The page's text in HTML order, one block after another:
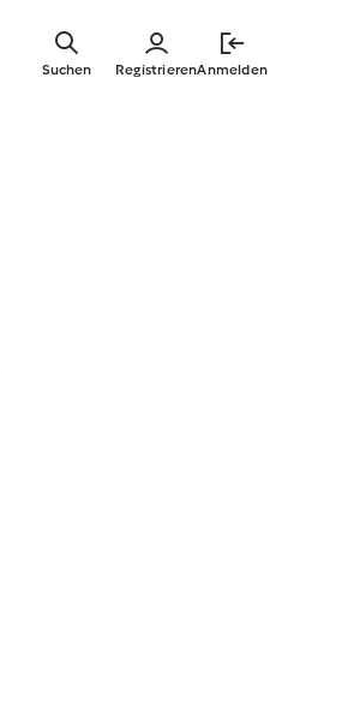
RegistrierenAnmelden
Suchen